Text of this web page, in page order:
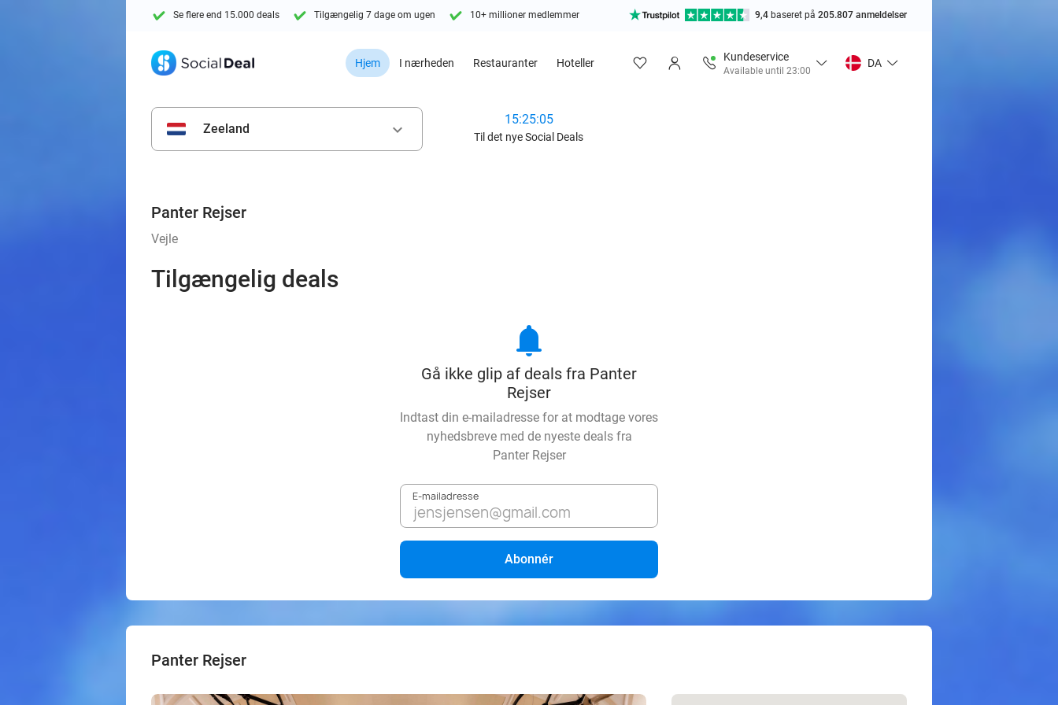
Se flere end 15.000 deals Tilgængelig 7 dage om ugen 10+ millioner medlemmer 9,4 baseret på 205.807 anmeldelser
Hjem I nærheden Restauranter Hoteller
Kundeservice
Available until 23:00
DA
Zeeland keyboard_arrow_down
15:25:04
Til det nye Social Deals
Panter Rejser
Vejle
Tilgængelig deals
notifications
Gå ikke glip af deals fra Panter
Rejser
Indtast din e-mailadresse for at modtage vores
nyhedsbreve med de nyeste deals fra
Panter Rejser
E-mailadresse
Abonnér
Panter Rejser